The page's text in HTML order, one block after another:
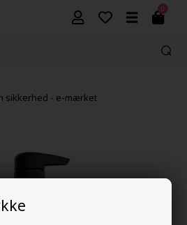
0
sikkerhed - e-mærket